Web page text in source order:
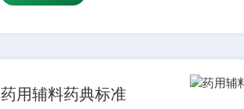
水溶性：是适用掺量：8较
药用辅料药典标准